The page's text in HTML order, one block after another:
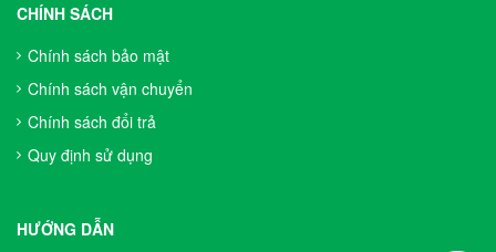
CHÍNH SÁCH
Chính sách bảo mật
Chính sách vận chuyển
Chính sách đổi trả
Quy định sử dụng
HƯỚNG DẪN